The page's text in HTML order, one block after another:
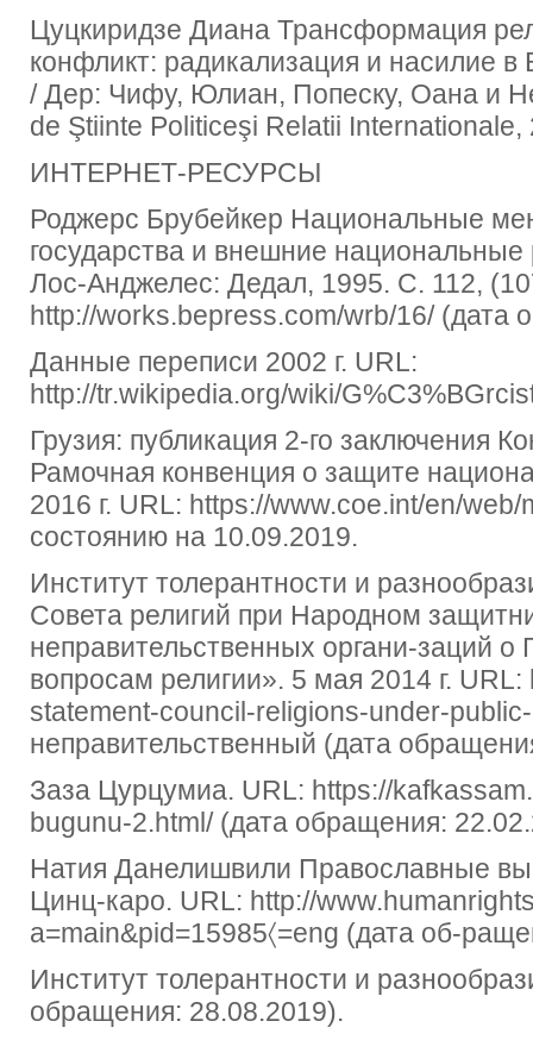
Цуцкиридзе Диана Трансформация
конфликт: радикализация и насилие
/ Дер: Чифу, Юлиан, Попеску, Оана и
de Ştiinte Politiceşi Relatii Internationale,
ИНТЕРНЕТ-РЕСУРСЫ
Роджерс Брубейкер Национальные
государства и внешние
Лос-Анджелес: Дедал, 1995. С. 112,
http://works.bepress.com/wrb/16/ (дата
Данные переписи 2002 г. URL:
http://tr.wikipedia.org/wiki/
Грузия: публикация 2-го заключения
Рамочная конвенция о защите
2016 г. URL: https://www.coe.int/en/
состоянию на 10.09.2019.
Институт толерантности и
Совета религий при Народном
неправительственных органи-заций о
вопросам религии». 5 мая 2014 г.
statement-council-religions-under-
неправительственный (дата
Заза Цурцумиа. URL: https://
bugunu-2.html/ (дата обращения:
Натия Данелишвили Православные
Цинц-каро. URL: http://
a=main&pid=15985〈=eng (дата об-
Институт толерантности и
обращения: 28.08.2019).